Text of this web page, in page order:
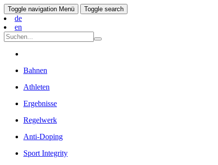
Toggle navigation Menü Toggle search
de
en
Bahnen
Athleten
Ergebnisse
Regelwerk
Anti-Doping
Sport Integrity